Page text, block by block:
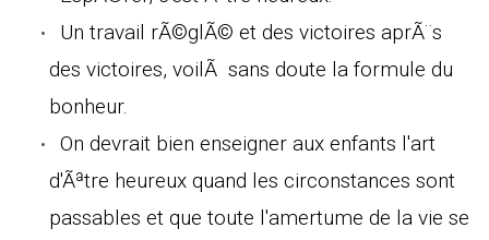
Un travail rÃ©glÃ© et des victoires aprÃ¨s
des victoires, voilÃ sans doute la formule du
bonheur.
On devrait bien enseigner aux enfants l'art
d'Ãªtre heureux quand les circonstances sont
passables et que toute l'amertume de la vie se